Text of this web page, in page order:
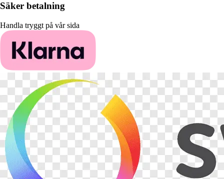
Säker betalning
Handla tryggt på vår sida